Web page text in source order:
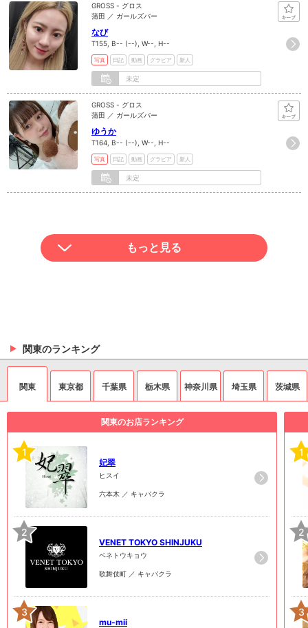
GROSS - グロス
蒲田 ／ ガールズバー
なび
T155, B-- (--), W--, H--
写真 日記 動画 グラビア 新人
未定
GROSS - グロス
蒲田 ／ ガールズバー
ゆうか
T164, B-- (--), W--, H--
写真 日記 動画 グラビア 新人
未定
もっと見る
関東のランキング
関東 東京都 千葉県 栃木県 神奈川県 埼玉県 茨城県
関東のお店ランキング
1
妃翠
ヒスイ
六本木 ／ キャバクラ
2
VENET TOKYO SHINJUKU
ベネトウキョウ
歌舞伎町 ／ キャバクラ
3
mu-mii
1
2
3